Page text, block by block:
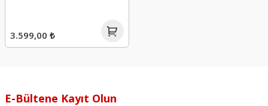
3.599,00 ₺
E-Bültene Kayıt Olun